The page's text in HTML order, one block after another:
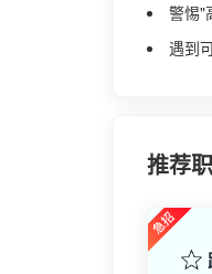
警惕"
遇到
推荐